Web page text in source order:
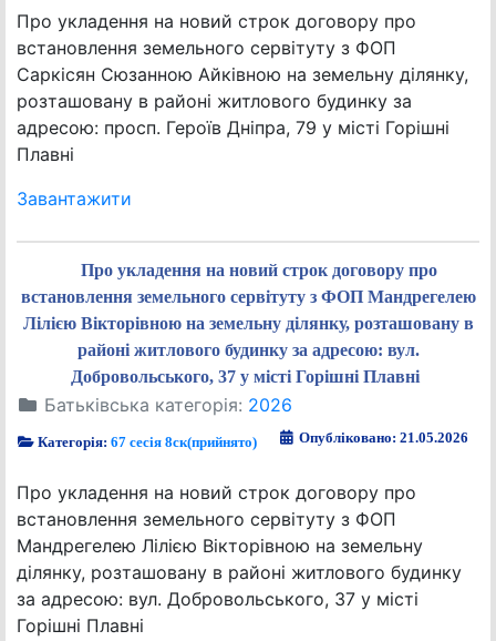
Про укладення на новий строк договору про
встановлення земельного сервітуту з ФОП
Саркісян Сюзанною Айківною на земельну ділянку,
розташовану в районі житлового будинку за
адресою: просп. Героїв Дніпра, 79 у місті Горішні
Плавні
Завантажити
Про укладення на новий строк договору про
встановлення земельного сервітуту з ФОП Мандрегелею
Лілією Вікторівною на земельну ділянку, розташовану в
районі житлового будинку за адресою: вул.
Добровольського, 37 у місті Горішні Плавні
Батьківська категорія: 2026
Категорія:67 сесія 8ск(прийнято) Опубліковано: 21.05.2026
Про укладення на новий строк договору про
встановлення земельного сервітуту з ФОП
Мандрегелею Лілією Вікторівною на земельну
ділянку, розташовану в районі житлового будинку
за адресою: вул. Добровольського, 37 у місті
Горішні Плавні